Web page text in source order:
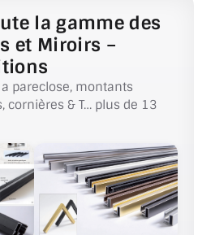
ET FIXATION DU
MIROIR
DE VERRE
DE VERRES
la gamme des
et Miroirs –
pareclose, montants
cornières & T… plus de 13